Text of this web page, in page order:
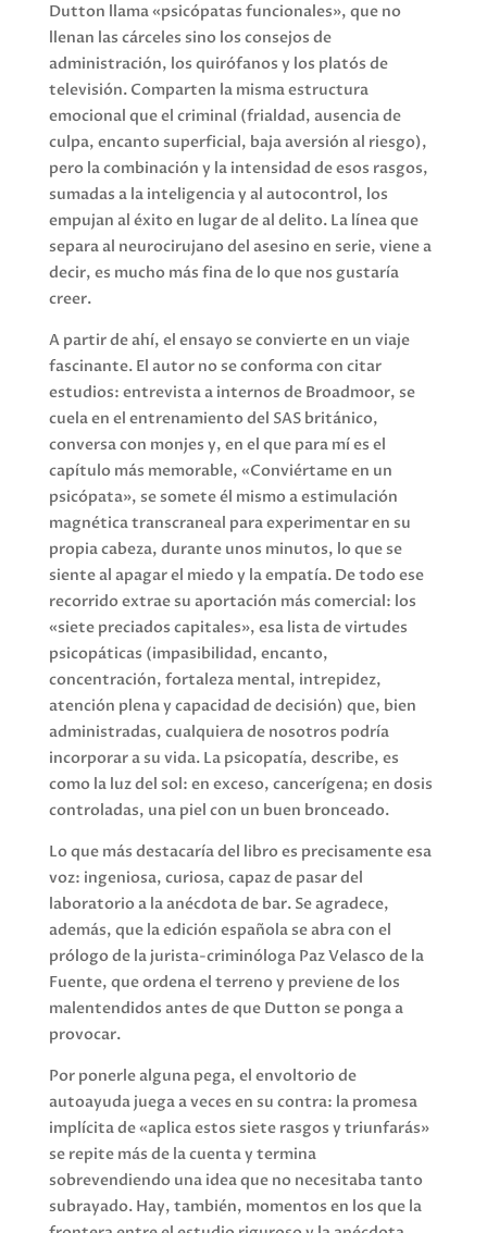
Dutton llama «psicópatas funcionales», que no
llenan las cárceles sino los consejos de
administración, los quirófanos y los platós de
televisión. Comparten la misma estructura
emocional que el criminal (frialdad, ausencia de
culpa, encanto superficial, baja aversión al riesgo),
pero la combinación y la intensidad de esos rasgos,
sumadas a la inteligencia y al autocontrol, los
empujan al éxito en lugar de al delito. La línea que
separa al neurocirujano del asesino en serie, viene a
decir, es mucho más fina de lo que nos gustaría
creer.
A partir de ahí, el ensayo se convierte en un viaje
fascinante. El autor no se conforma con citar
estudios: entrevista a internos de Broadmoor, se
cuela en el entrenamiento del SAS británico,
conversa con monjes y, en el que para mí es el
capítulo más memorable, «Conviértame en un
psicópata», se somete él mismo a estimulación
magnética transcraneal para experimentar en su
propia cabeza, durante unos minutos, lo que se
siente al apagar el miedo y la empatía. De todo ese
recorrido extrae su aportación más comercial: los
«siete preciados capitales», esa lista de virtudes
psicopáticas (impasibilidad, encanto,
concentración, fortaleza mental, intrepidez,
atención plena y capacidad de decisión) que, bien
administradas, cualquiera de nosotros podría
incorporar a su vida. La psicopatía, describe, es
como la luz del sol: en exceso, cancerígena; en dosis
controladas, una piel con un buen bronceado.
Lo que más destacaría del libro es precisamente esa
voz: ingeniosa, curiosa, capaz de pasar del
laboratorio a la anécdota de bar. Se agradece,
además, que la edición española se abra con el
prólogo de la jurista-criminóloga Paz Velasco de la
Fuente, que ordena el terreno y previene de los
malentendidos antes de que Dutton se ponga a
provocar.
Por ponerle alguna pega, el envoltorio de
autoayuda juega a veces en su contra: la promesa
implícita de «aplica estos siete rasgos y triunfarás»
se repite más de la cuenta y termina
sobrevendiendo una idea que no necesitaba tanto
subrayado. Hay, también, momentos en los que la